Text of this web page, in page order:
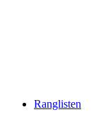
Ranglisten